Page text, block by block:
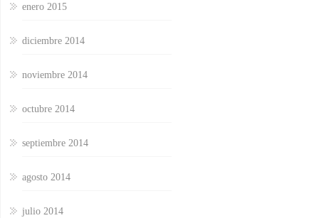
enero 2015
diciembre 2014
noviembre 2014
octubre 2014
septiembre 2014
agosto 2014
julio 2014